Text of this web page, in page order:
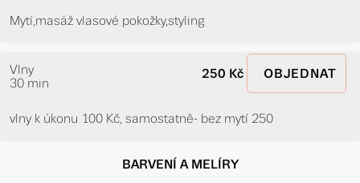
Mytí,masáž vlasové pokožky,styling
Vlny
30 min
250 Kč OBJEDNAT
vlny k úkonu 100 Kč, samostatně- bez mytí 250
BARVENÍ A MELÍRY